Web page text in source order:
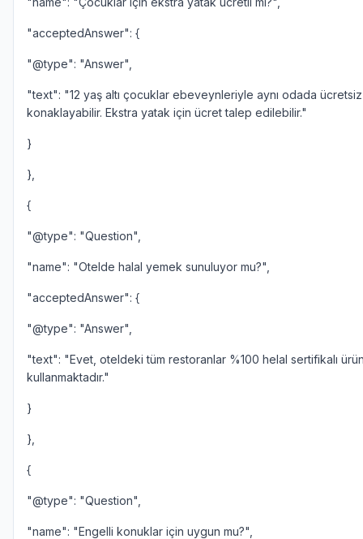
"acceptedAnswer": {
"@type": "Answer",
"text": "12 yaş altı çocuklar ebeveynleriyle aynı odada ücretsiz
konaklayabilir. Ekstra yatak için ücret talep edilebilir."
}
},
{
"@type": "Question",
"name": "Otelde halal yemek sunuluyor mu?",
"acceptedAnswer": {
"@type": "Answer",
"text": "Evet, oteldeki tüm restoranlar %100 helal sertifikalı
kullanmaktadır."
}
},
{
"@type": "Question",
"name": "Engelli konuklar için uygun mu?",